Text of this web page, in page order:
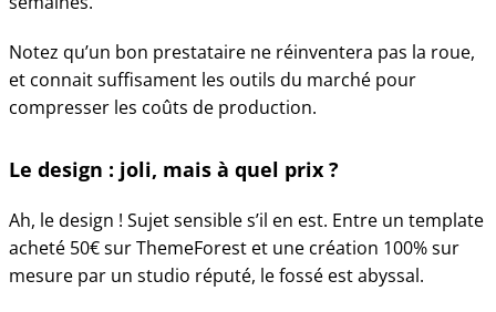
Notez qu’un bon prestataire ne réinventera pas la roue,
et connait suffisament les outils du marché pour
compresser les coûts de production.
Le design : joli, mais à quel prix ?
Ah, le design ! Sujet sensible s’il en est. Entre un template
acheté 50€ sur ThemeForest et une création 100% sur
mesure par un studio réputé, le fossé est abyssal.